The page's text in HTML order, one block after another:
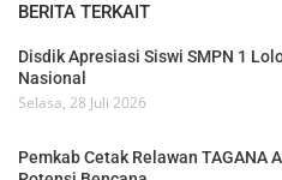
BERITA TERKAIT
Disdik Apresiasi Siswi SMPN 1
Nasional
Selasa, 28 Juli 2026
Pemkab Cetak Relawan TAGANA